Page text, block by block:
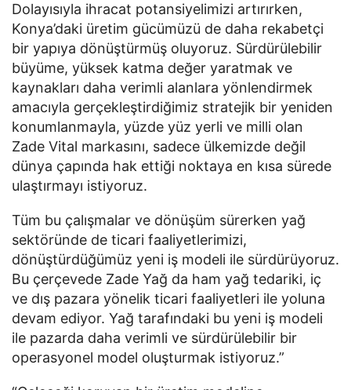
Dolayısıyla ihracat potansiyelimizi artırırken,
Konya’daki üretim gücümüzü de daha rekabetçi
bir yapıya dönüştürmüş oluyoruz. Sürdürülebilir
büyüme, yüksek katma değer yaratmak ve
kaynakları daha verimli alanlara yönlendirmek
amacıyla gerçekleştirdiğimiz stratejik bir yeniden
konumlanmayla, yüzde yüz yerli ve milli olan
Zade Vital markasını, sadece ülkemizde değil
dünya çapında hak ettiği noktaya en kısa sürede
ulaştırmayı istiyoruz.
Tüm bu çalışmalar ve dönüşüm sürerken yağ
sektöründe de ticari faaliyetlerimizi,
dönüştürdüğümüz yeni iş modeli ile sürdürüyoruz.
Bu çerçevede Zade Yağ da ham yağ tedariki, iç
ve dış pazara yönelik ticari faaliyetleri ile yoluna
devam ediyor. Yağ tarafındaki bu yeni iş modeli
ile pazarda daha verimli ve sürdürülebilir bir
operasyonel model oluşturmak istiyoruz.”